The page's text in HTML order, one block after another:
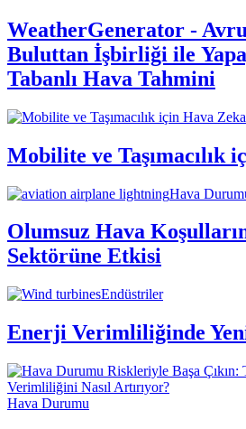
WeatherGenerator -
Buluttan İşbirliği ile
Tabanlı Hava Tahmini
Mobilite ve Taşımacılık
Hava
Olumsuz Hava
Sektörüne Etkisi
Endüstriler
Enerji Verimliliğinde
Hava Durumu